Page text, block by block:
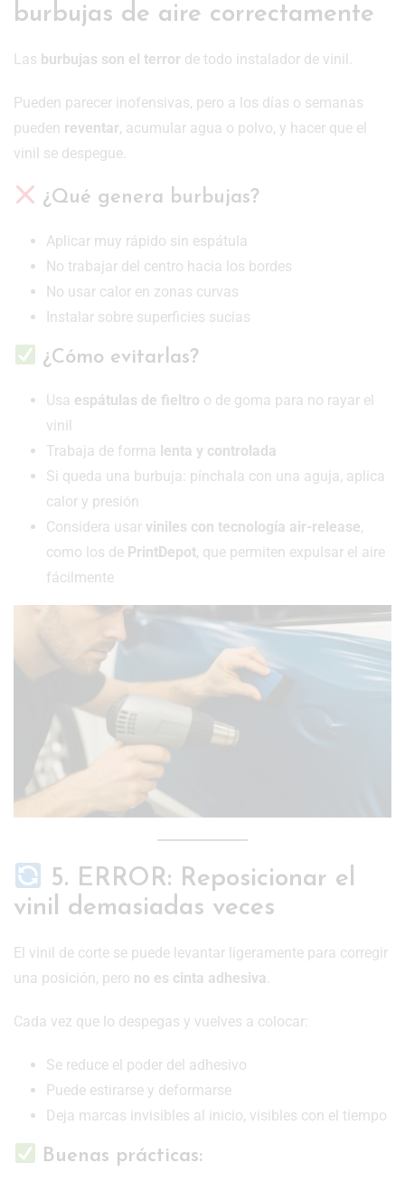
burbujas de aire correctamente
Las burbujas son el terror de todo instalador de vinil.
Pueden parecer inofensivas, pero a los días o semanas
pueden reventar, acumular agua o polvo, y hacer que el
vinil se despegue.
¿Qué genera burbujas?
Aplicar muy rápido sin espátula
No trabajar del centro hacia los bordes
No usar calor en zonas curvas
Instalar sobre superficies sucias
¿Cómo evitarlas?
Usa espátulas de fieltro o de goma para no rayar el
vinil
Trabaja de forma lenta y controlada
Si queda una burbuja: pínchala con una aguja, aplica
calor y presión
Considera usar viniles con tecnología air-release,
como los de PrintDepot, que permiten expulsar el aire
fácilmente
5. ERROR: Reposicionar el
vinil demasiadas veces
El vinil de corte se puede levantar ligeramente para corregir
una posición, pero no es cinta adhesiva
Cada vez que lo despegas y vuelves a colocar:
Se reduce el poder del adhesivo
Puede estirarse y deformarse
Deja marcas invisibles al inicio, visibles con el tiempo
Buenas prácticas: